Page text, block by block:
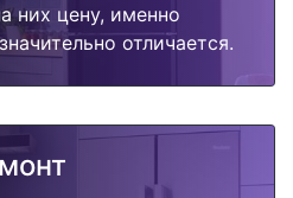
них цену, именно
отличается.